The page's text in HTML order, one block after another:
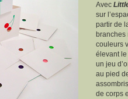
Avec
sur
partir de
branches
couleurs
élevant
un jeu
au pied
de corps